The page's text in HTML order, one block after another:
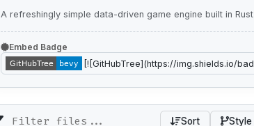
A refreshingly simple data-driven game engine built in Rust
Embed Badge
Sort Style